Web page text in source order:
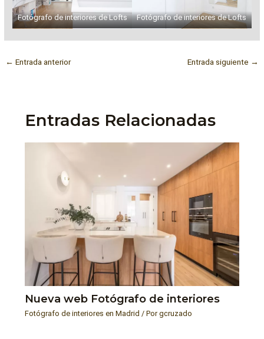
Fotógrafo de interiores de Lofts Fotógrafo de interiores de Lofts
← Entrada anterior Entrada siguiente →
Entradas Relacionadas
Nueva web Fotógrafo de interiores
Fotógrafo de interiores en Madrid / Por gcruzado